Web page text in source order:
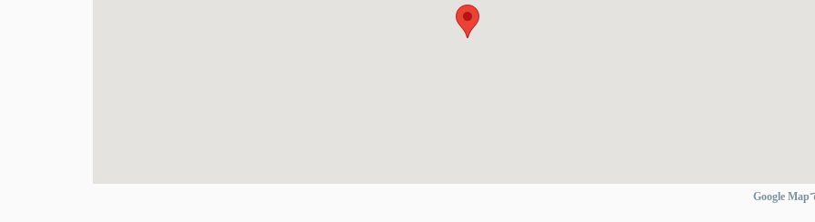
Google Map